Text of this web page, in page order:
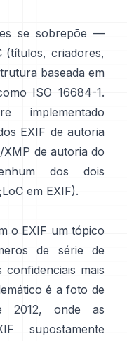
se sobrepõe —
(títulos, criadores,
baseada em
ISO 16684-1.
implementado
EXIF de autoria
de autoria do
dos dois
;LoC em EXIF).
o EXIF um tópico
de série de
confidenciais mais
é a foto de
onde as
supostamente